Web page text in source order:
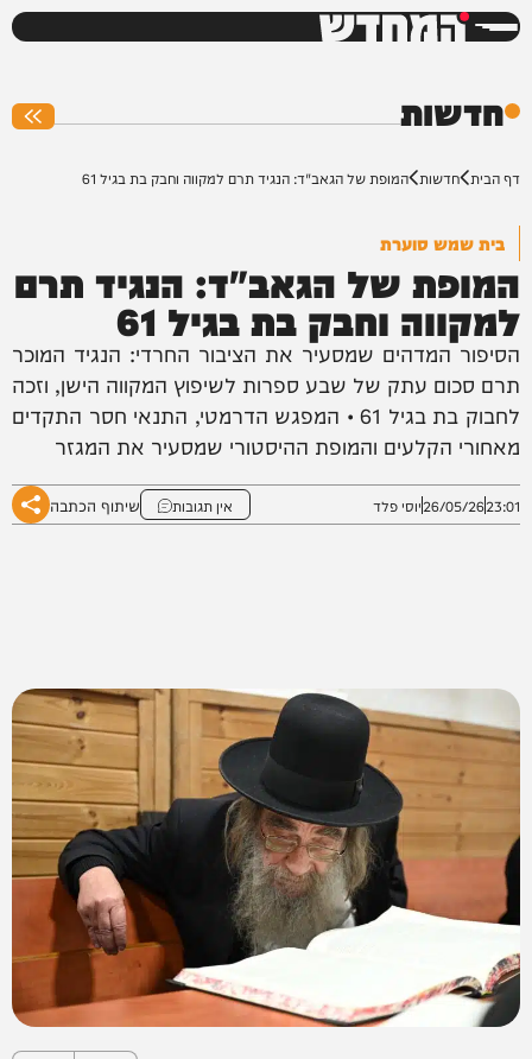
המחדש
חדשות
דף הבית חדשות המופת של הגאב"ד: הנגיד תרם למקווה וחבק בת בגיל 61
בית שמש סוערת
המופת של הגאב"ד: הנגיד תרם
למקווה וחבק בת בגיל 61
הסיפור המדהים שמסעיר את הציבור החרדי: הנגיד המוכר
תרם סכום עתק של שבע ספרות לשיפוץ המקווה הישן, וזכה
לחבוק בת בגיל 61 • המפגש הדרמטי, התנאי חסר התקדים
מאחורי הקלעים והמופת ההיסטורי שמסעיר את המגזר
23:01
26/05/26יוסי פלד אין תגובות שיתוף הכתבה